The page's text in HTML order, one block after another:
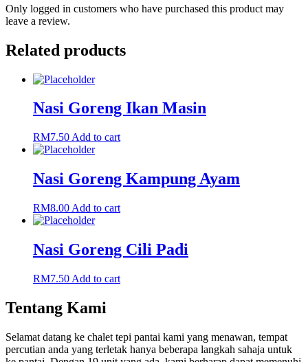
Only logged in customers who have purchased this product may
leave a review.
Related products
Nasi Goreng Ikan Masin
RM7.50 Add to cart
Nasi Goreng Kampung Ayam
RM8.00 Add to cart
Nasi Goreng Cili Padi
RM7.50 Add to cart
Tentang Kami
Selamat datang ke chalet tepi pantai kami yang menawan, tempat
percutian anda yang terletak hanya beberapa langkah sahaja untuk